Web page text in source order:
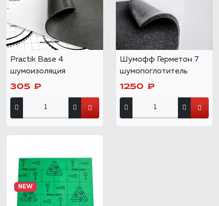
Practik Base 4
шумоизоляция
305 ₽
Шумофф Герметон 7
шумопоглотитель
1250 ₽
NEW